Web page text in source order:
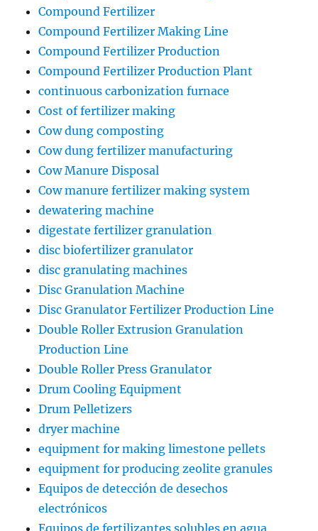
Compound Fertilizer
Compound Fertilizer Making Line
Compound Fertilizer Production
Compound Fertilizer Production Plant
continuous carbonization furnace
Cost of fertilizer making
Cow dung composting
Cow dung fertilizer manufacturing
Cow Manure Disposal
Cow manure fertilizer making system
dewatering machine
digestate fertilizer granulation
disc biofertilizer granulator
disc granulating machines
Disc Granulation Machine
Disc Granulator Fertilizer Production Line
Double Roller Extrusion Granulation
Production Line
Double Roller Press Granulator
Drum Cooling Equipment
Drum Pelletizers
dryer machine
equipment for making limestone pellets
equipment for producing zeolite granules
Equipos de detección de desechos
electrónicos